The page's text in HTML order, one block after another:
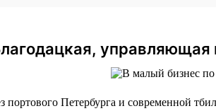
управляющая
портового Петербурга и современной